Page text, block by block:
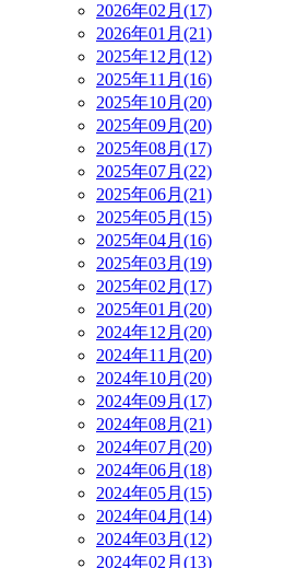
2026年02月(17)
2026年01月(21)
2025年12月(12)
2025年11月(16)
2025年10月(20)
2025年09月(20)
2025年08月(17)
2025年07月(22)
2025年06月(21)
2025年05月(15)
2025年04月(16)
2025年03月(19)
2025年02月(17)
2025年01月(20)
2024年12月(20)
2024年11月(20)
2024年10月(20)
2024年09月(17)
2024年08月(21)
2024年07月(20)
2024年06月(18)
2024年05月(15)
2024年04月(14)
2024年03月(12)
2024年02月(13)